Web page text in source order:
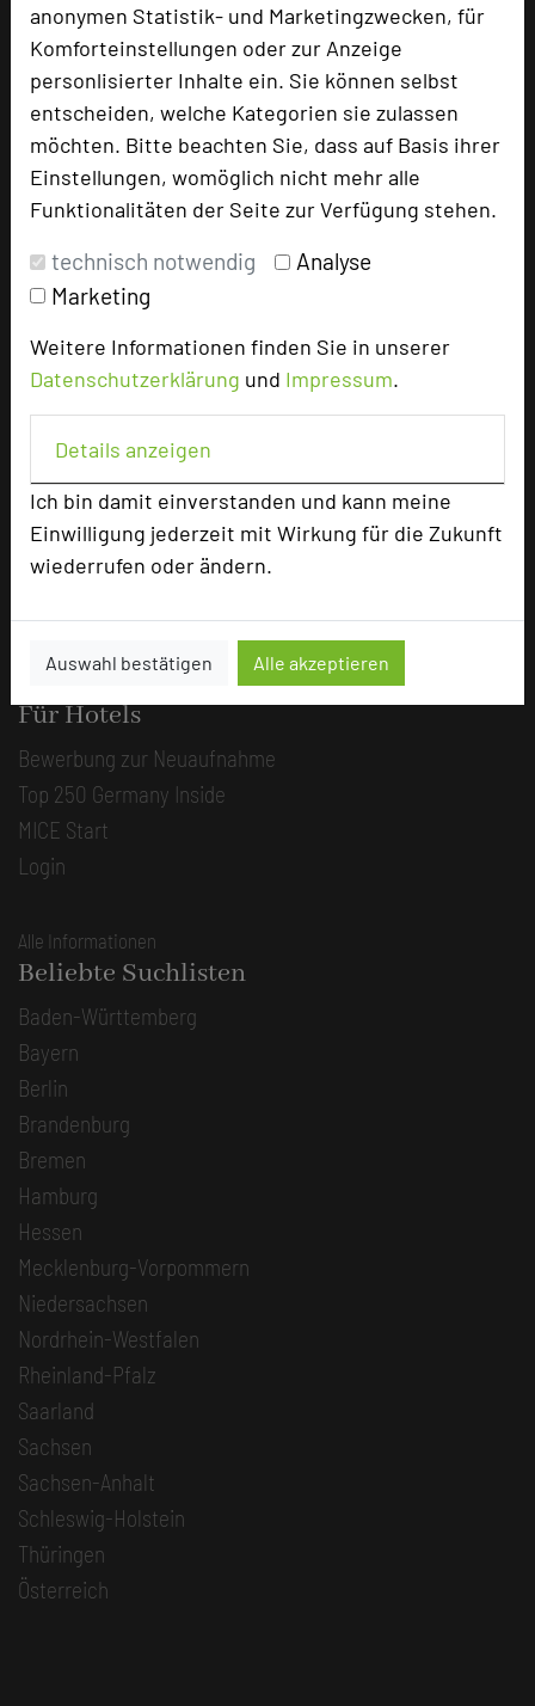
anonymen Statistik- und Marketingzwecken, für
Komforteinstellungen oder zur Anzeige
personlisierter Inhalte ein. Sie können selbst
entscheiden, welche Kategorien sie zulassen
möchten. Bitte beachten Sie, dass auf Basis ihrer
Einstellungen, womöglich nicht mehr alle
Funktionalitäten der Seite zur Verfügung stehen.
technisch notwendig
Analyse
Marketing
Weitere Informationen finden Sie in unserer
Datenschutzerklärung und Impressum.
Details anzeigen
Ich bin damit einverstanden und kann meine
Einwilligung jederzeit mit Wirkung für die Zukunft
wiederrufen oder ändern.
Auswahl bestätigen Alle akzeptieren
Bestes Tagungshotel 2026
Top Tagungshotelier
Branchentreff
TOP 250 Hall of Fame
Bilder der Preisverleihung
Beliebte Suchlisten
Profisuche
Seminar
Konferenz
Klausur
Event
Kreativformate
Ansprechpartner
Für Hotels
Bewerbung zur Neuaufnahme
Top 250 Germany Inside
MICE Start
Login
Alle Informationen
Beliebte Suchlisten
Baden-Württemberg
Bayern
Berlin
Brandenburg
Bremen
Hamburg
Hessen
Mecklenburg-Vorpommern
Niedersachsen
Nordrhein-Westfalen
Rheinland-Pfalz
Saarland
Sachsen
Sachsen-Anhalt
Schleswig-Holstein
Thüringen
Österreich